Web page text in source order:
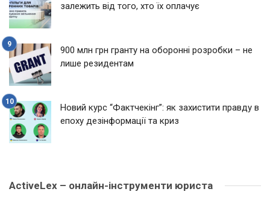
залежить від того, хто їх оплачує
900 млн грн гранту на оборонні розробки – не
лише резидентам
Новий курс “Фактчекінг”: як захистити правду в
епоху дезінформації та криз
ActiveLex – онлайн-інструменти юриста